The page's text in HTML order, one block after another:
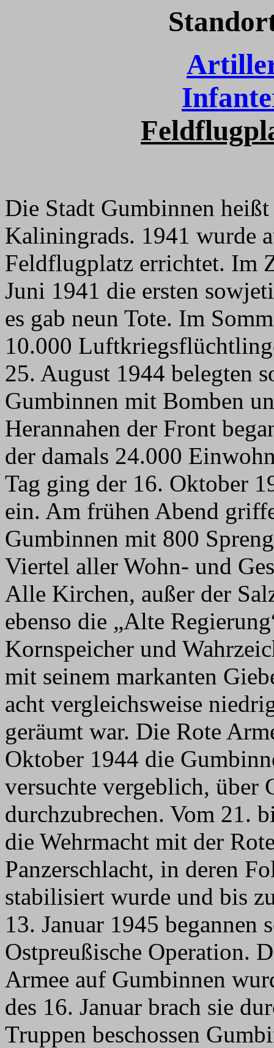
Die Stadt Gumbinnen
Kaliningrads. 1941 wurde
Feldflugplatz errichtet. Im
Juni 1941 die ersten
es gab neun Tote. Im
10.000
25. August 1944 belegten
Gumbinnen mit Bomben
Herannahen der Front
der damals 24.000
Tag ging der 16. Oktober
ein. Am frühen Abend
Gumbinnen mit 800
Viertel aller Wohn- und
Alle Kirchen, außer der
ebenso die „Alte
Kornspeicher und
mit seinem markanten
acht vergleichsweise
geräumt war. Die Rote
Oktober 1944 die
versuchte vergeblich, über
durchzubrechen. Vom 21.
die Wehrmacht mit der
Panzerschlacht, in deren
stabilisiert wurde und bis
13. Januar 1945 begannen
Ostpreußische Operation.
Armee auf Gumbinnen
des 16. Januar brach sie
Truppen beschossen